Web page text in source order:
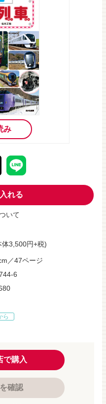
み
れる
いて
体3,500円+税)
／47ページ
6
ら
で購入
確認